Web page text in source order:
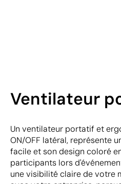
Ventilateur
Un ventilateur portatif et
ON/OFF latéral, représente
facile et son design coloré
participants lors
une visibilité claire de votre